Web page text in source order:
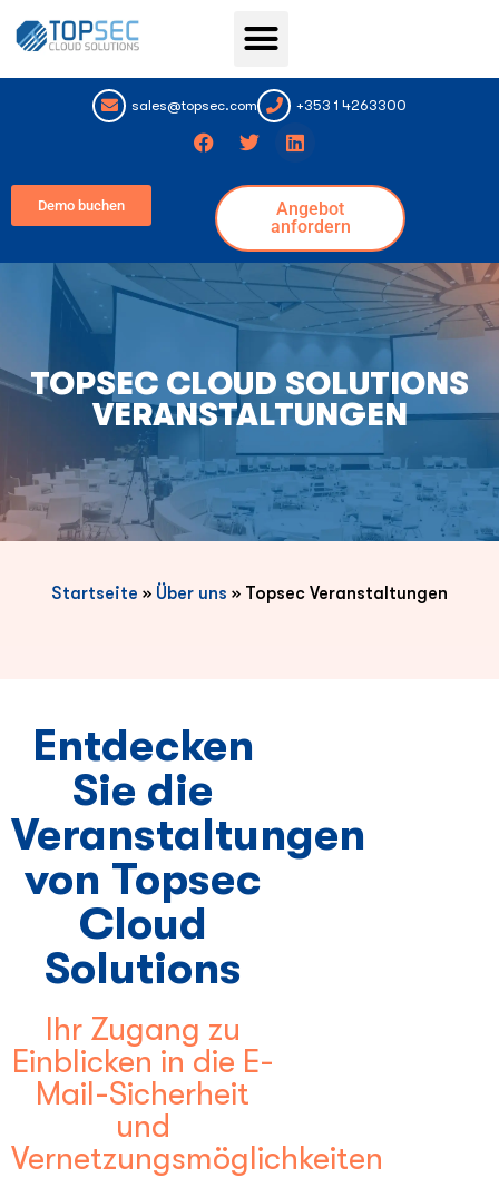
sales@topsec.com +353 1 4263300
Demo buchen
Angebot
anfordern
TOPSEC CLOUD SOLUTIONS
VERANSTALTUNGEN
Startseite » Über uns » Topsec Veranstaltungen
Entdecken
Sie die
Veranstaltungen
von Topsec
Cloud
Solutions
Ihr Zugang zu
Einblicken in die E-
Mail-Sicherheit
und
Vernetzungsmöglichkeiten